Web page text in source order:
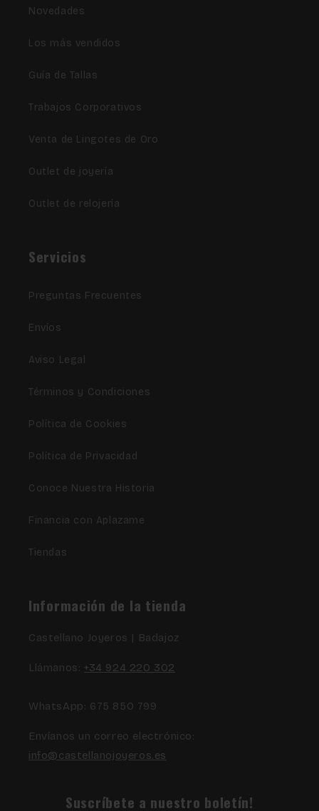
Novedades
Los más vendidos
Guía de Tallas
Trabajos Corporativos
Venta de Lingotes de Oro
Outlet de joyería
Outlet de relojería
Servicios
Preguntas Frecuentes
Envíos
Aviso Legal
Términos y Condiciones
Política de Cookies
Política de Privacidad
Conoce Nuestra Historia
Financia con Aplazame
Tiendas
Información de la tienda
Castellano Joyeros | Badajoz
Llámanos: +34 924 220 302
WhatsApp: 675 850 799
Envíanos un correo electrónico:
info@castellanojoyeros.es
Suscríbete a nuestro boletín!